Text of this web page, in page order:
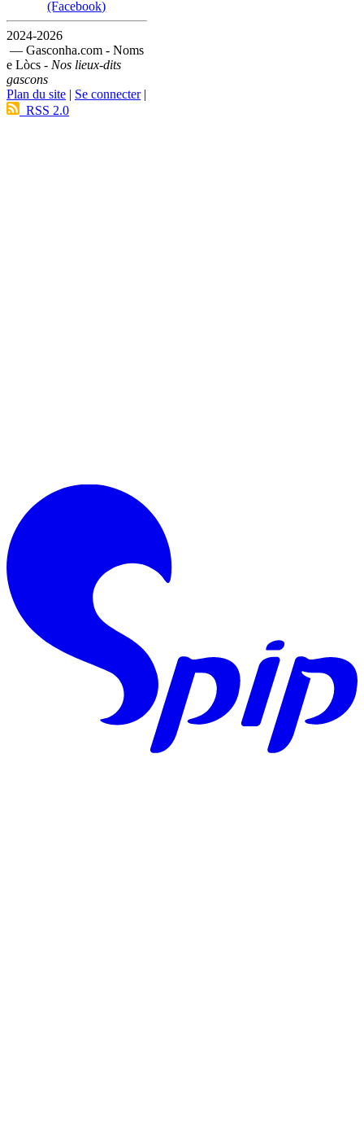
(Facebook)
2024-2026
— Gasconha.com - Noms
e Lòcs - Nos lieux-dits
gascons
Plan du site | Se connecter|
RSS 2.0